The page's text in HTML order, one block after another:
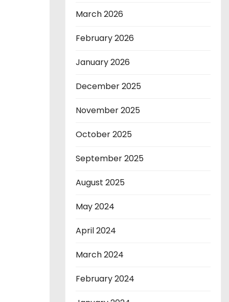
March 2026
February 2026
January 2026
December 2025
November 2025
October 2025
September 2025
August 2025
May 2024
April 2024
March 2024
February 2024